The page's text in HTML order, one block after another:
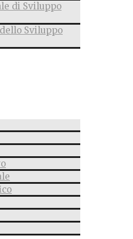
di Sviluppo
Sviluppo